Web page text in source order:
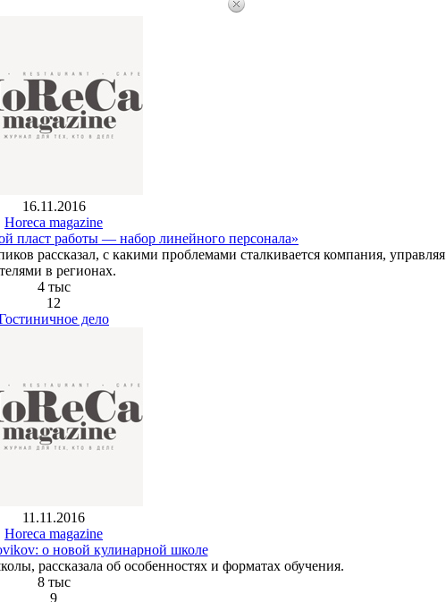
16.11.2016
Horeca magazine
пласт работы — набор линейного персонала»
рассказал, с какими проблемами сталкивается компания, управляя
в регионах.
4 тыс
12
дело
11.11.2016
Horeca magazine
о новой кулинарной школе
рассказала об особенностях и форматах обучения.
8 тыс
9